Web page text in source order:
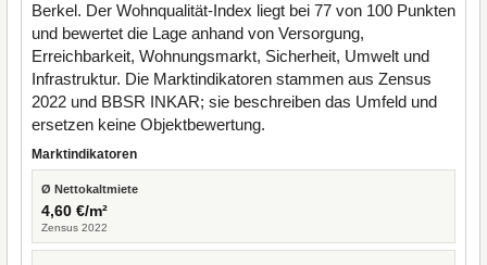
Berkel. Der Wohnqualität-Index liegt bei 77 von 100 Punkten
und bewertet die Lage anhand von Versorgung,
Erreichbarkeit, Wohnungsmarkt, Sicherheit, Umwelt und
Infrastruktur. Die Marktindikatoren stammen aus Zensus
2022 und BBSR INKAR; sie beschreiben das Umfeld und
ersetzen keine Objektbewertung.
Marktindikatoren
Ø Nettokaltmiete
4,60 €/m²
Zensus 2022